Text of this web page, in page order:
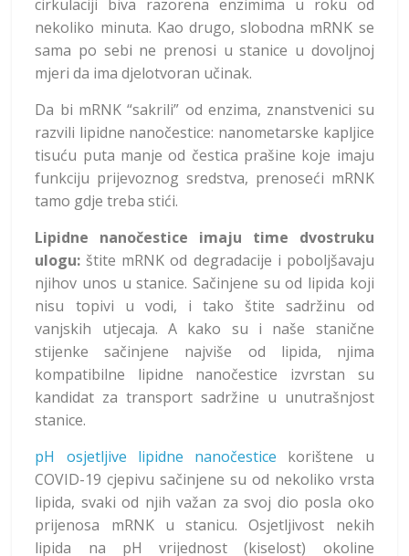
cirkulaciji biva razorena enzimima u roku od
nekoliko minuta. Kao drugo, slobodna mRNK se
sama po sebi ne prenosi u stanice u dovoljnoj
mjeri da ima djelotvoran učinak.
Da bi mRNK “sakrili” od enzima, znanstvenici su
razvili lipidne nanočestice: nanometarske kapljice
tisuću puta manje od čestica prašine koje imaju
funkciju prijevoznog sredstva, prenoseći mRNK
tamo gdje treba stići.
Lipidne nanočestice imaju time dvostruku
ulogu: štite mRNK od degradacije i poboljšavaju
njihov unos u stanice. Sačinjene su od lipida koji
nisu topivi u vodi, i tako štite sadržinu od
vanjskih utjecaja. A kako su i naše stanične
stijenke sačinjene najviše od lipida, njima
kompatibilne lipidne nanočestice izvrstan su
kandidat za transport sadržine u unutrašnjost
stanice.
pH osjetljive lipidne nanočestice korištene u
COVID-19 cjepivu sačinjene su od nekoliko vrsta
lipida, svaki od njih važan za svoj dio posla oko
prijenosa mRNK u stanicu. Osjetljivost nekih
lipida na pH vrijednost (kiselost) okoline